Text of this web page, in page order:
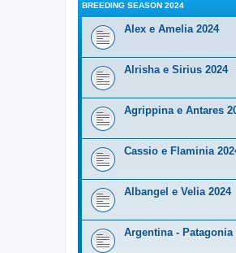
BREEDING SEASON 2024
Alex e Amelia 2024
Alrisha e Sirius 2024
Agrippina e Antares
Cassio e Flaminia
Albangel e Velia 2024
Argentina - Patagonia